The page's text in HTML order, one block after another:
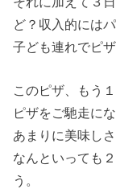
ど？収入的には
子ども連れでピ
このピザ、もう
ピザをご馳走に
あまりに美味し
なんといっても
う。